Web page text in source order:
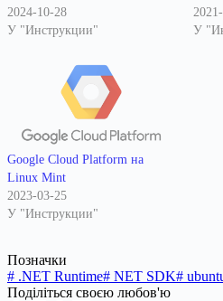
2024-10-28
У "Инструкции"
У
Google Cloud Platform на
Linux Mint
2023-03-25
У "Инструкции"
Позначки
# .NET Runtime# NET SDK#
Поділіться своєю любов'ю